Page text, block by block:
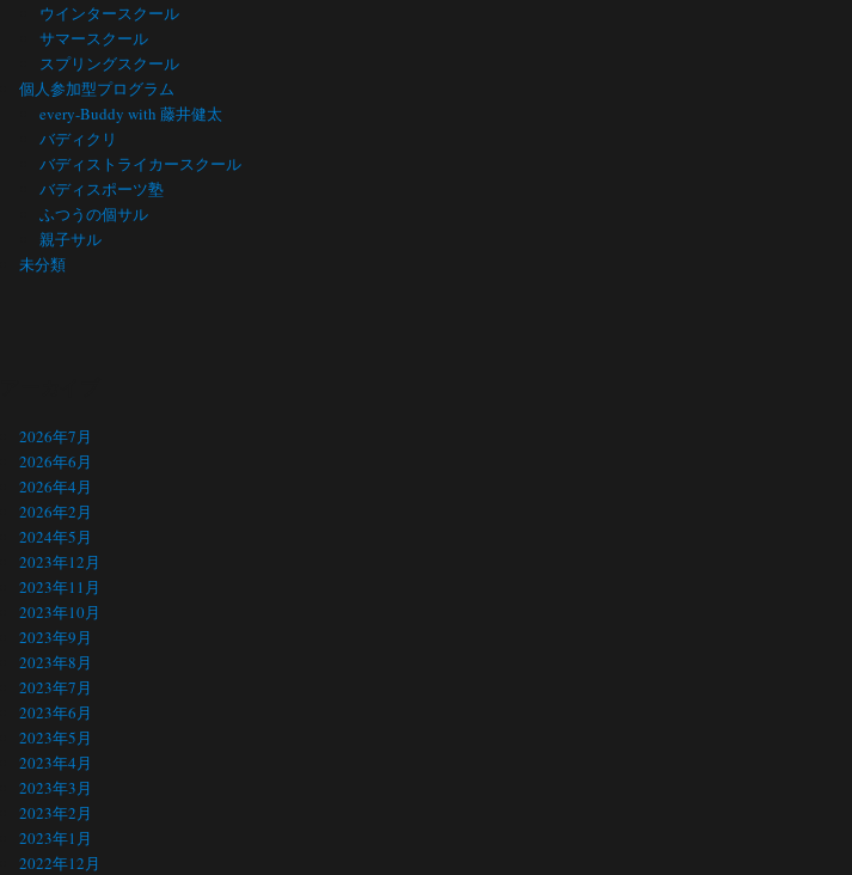
ウインタースクール
サマースクール
スプリングスクール
個人参加型プログラム
every-Buddy with 藤井健太
バディクリ
バディストライカースクール
バディスポーツ塾
ふつうの個サル
親子サル
未分類
2026年7月
2026年6月
2026年4月
2026年2月
2024年5月
2023年12月
2023年11月
2023年10月
2023年9月
2023年8月
2023年7月
2023年6月
2023年5月
2023年4月
2023年3月
2023年2月
2023年1月
2022年12月